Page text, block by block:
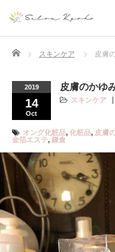
Home スキンケア 皮膚
2019
14
Oct
皮膚のかゆ
スキンケア
オング化粧品, 化粧品, 皮膚
金箔エステ, 鎌倉